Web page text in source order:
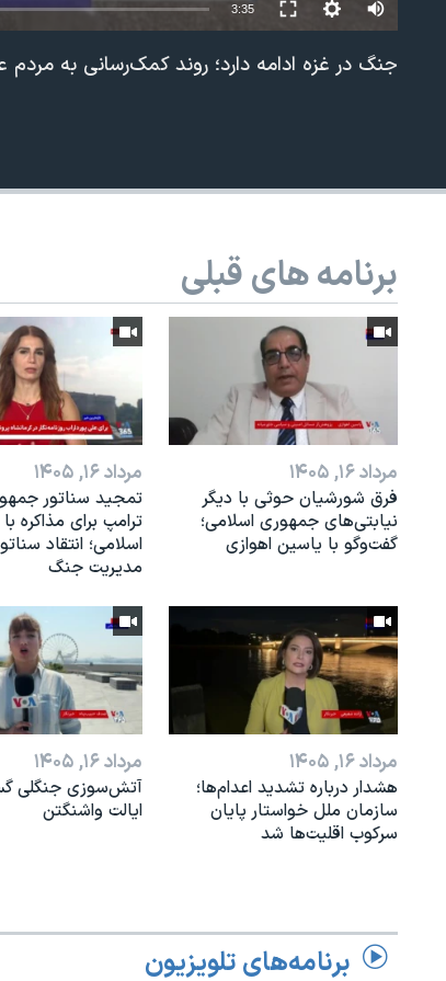
3:35
جنگ در غزه ادامه دارد؛ روند کمک‌رسانی به
برنامه های قبلی
مرداد ۱۶, ۱۴۰۵
فرق شورشیان حوثی با دیگر
نیابتی‌های جمهوری اسلامی؛
گفت‌وگو با یاسین اهوازی
مرداد ۱۶, ۱۴۰۵
تمجید سناتور
ترامپ برای مذاکره
اسلامی؛ انتقاد
مدیریت جنگ
مرداد ۱۶, ۱۴۰۵
هشدار درباره تشدید اعدام‌ها؛
سازمان ملل خواستار پایان
سرکوب اقلیت‌ها شد
مرداد ۱۶, ۱۴۰۵
آتش‌سوزی جنگلی
ایالت واشنگتن
برنامه‌های تلویزیون